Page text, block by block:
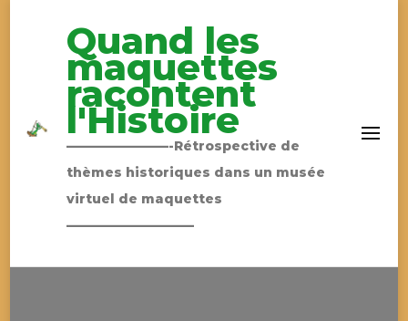
Quand les
maquettes
racontent
l'Histoire
————————-Rétrospective de
thèmes historiques dans un musée
virtuel de maquettes
——————————